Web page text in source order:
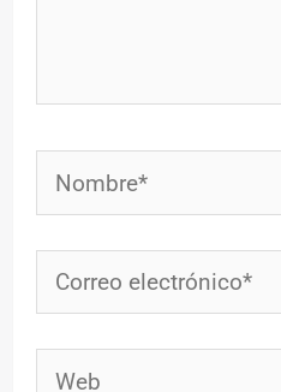
Nombre*
Correo
electrónico*
Web